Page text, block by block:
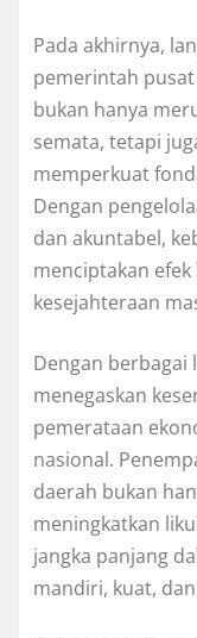
Pada akhirnya,
pemerintah
bukan hanya
semata, tetapi
memperkuat
Dengan
dan akuntabel,
menciptakan
kesejahteraan
Dengan
menegaskan
pemerataan
nasional.
daerah bukan
meningkatkan
jangka panjang
mandiri, kuat,